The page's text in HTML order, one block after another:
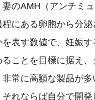
妻のAMH（アンチミ
程にある卵胞から分
を表す数値で、妊娠
ることを目標に据え
非常に高額な製品が
それならば自分で開